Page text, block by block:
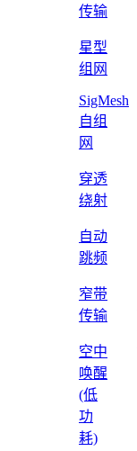
传输
星型
组网
SigMesh
自组
网
穿透
绕射
自动
跳频
窄带
传输
空中
唤醒
(低
功
耗)